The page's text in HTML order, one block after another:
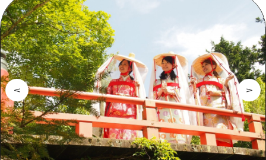
特輯
列表
推薦
藝術
活動·廟會
美食·酒水
推薦行程
列表
Dive! Hiroshima 官方向導
廣島隨意旅行
廣島市內
景點
列表
廣島市內
活動
即時訊息